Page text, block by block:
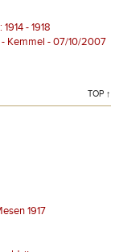
- 1918
Kemmel - 07/10/2007
TOP ↑
1917